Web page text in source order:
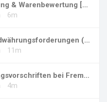
Drohverlustrückstellung & Warenbewertung [Bei...
6m
Bewertung von Fremdwährungsforderungen (Defin...
11m
Allgemeine Bewertungsvorschriften bei Fremdwä...
4m